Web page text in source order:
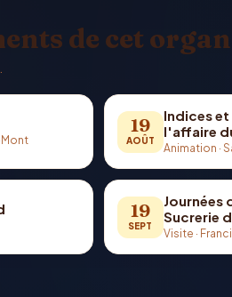
de cet
19
AOÛT
Indices et
l'affaire
Animation ·
19
SEPT
Journées
Sucrerie
Visite ·